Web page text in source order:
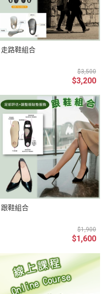
走路鞋組合
$3,500
$3,200
跟鞋組合
$1,900
$1,600